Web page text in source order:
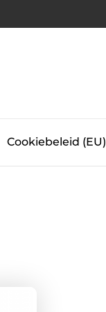
Cookiebeleid (EU)